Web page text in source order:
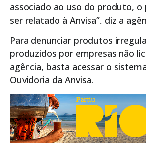
associado ao uso do produto, o
ser relatado à Anvisa”, diz a
Para denunciar produtos
produzidos por empresas não
agência, basta acessar o
Ouvidoria da Anvisa.